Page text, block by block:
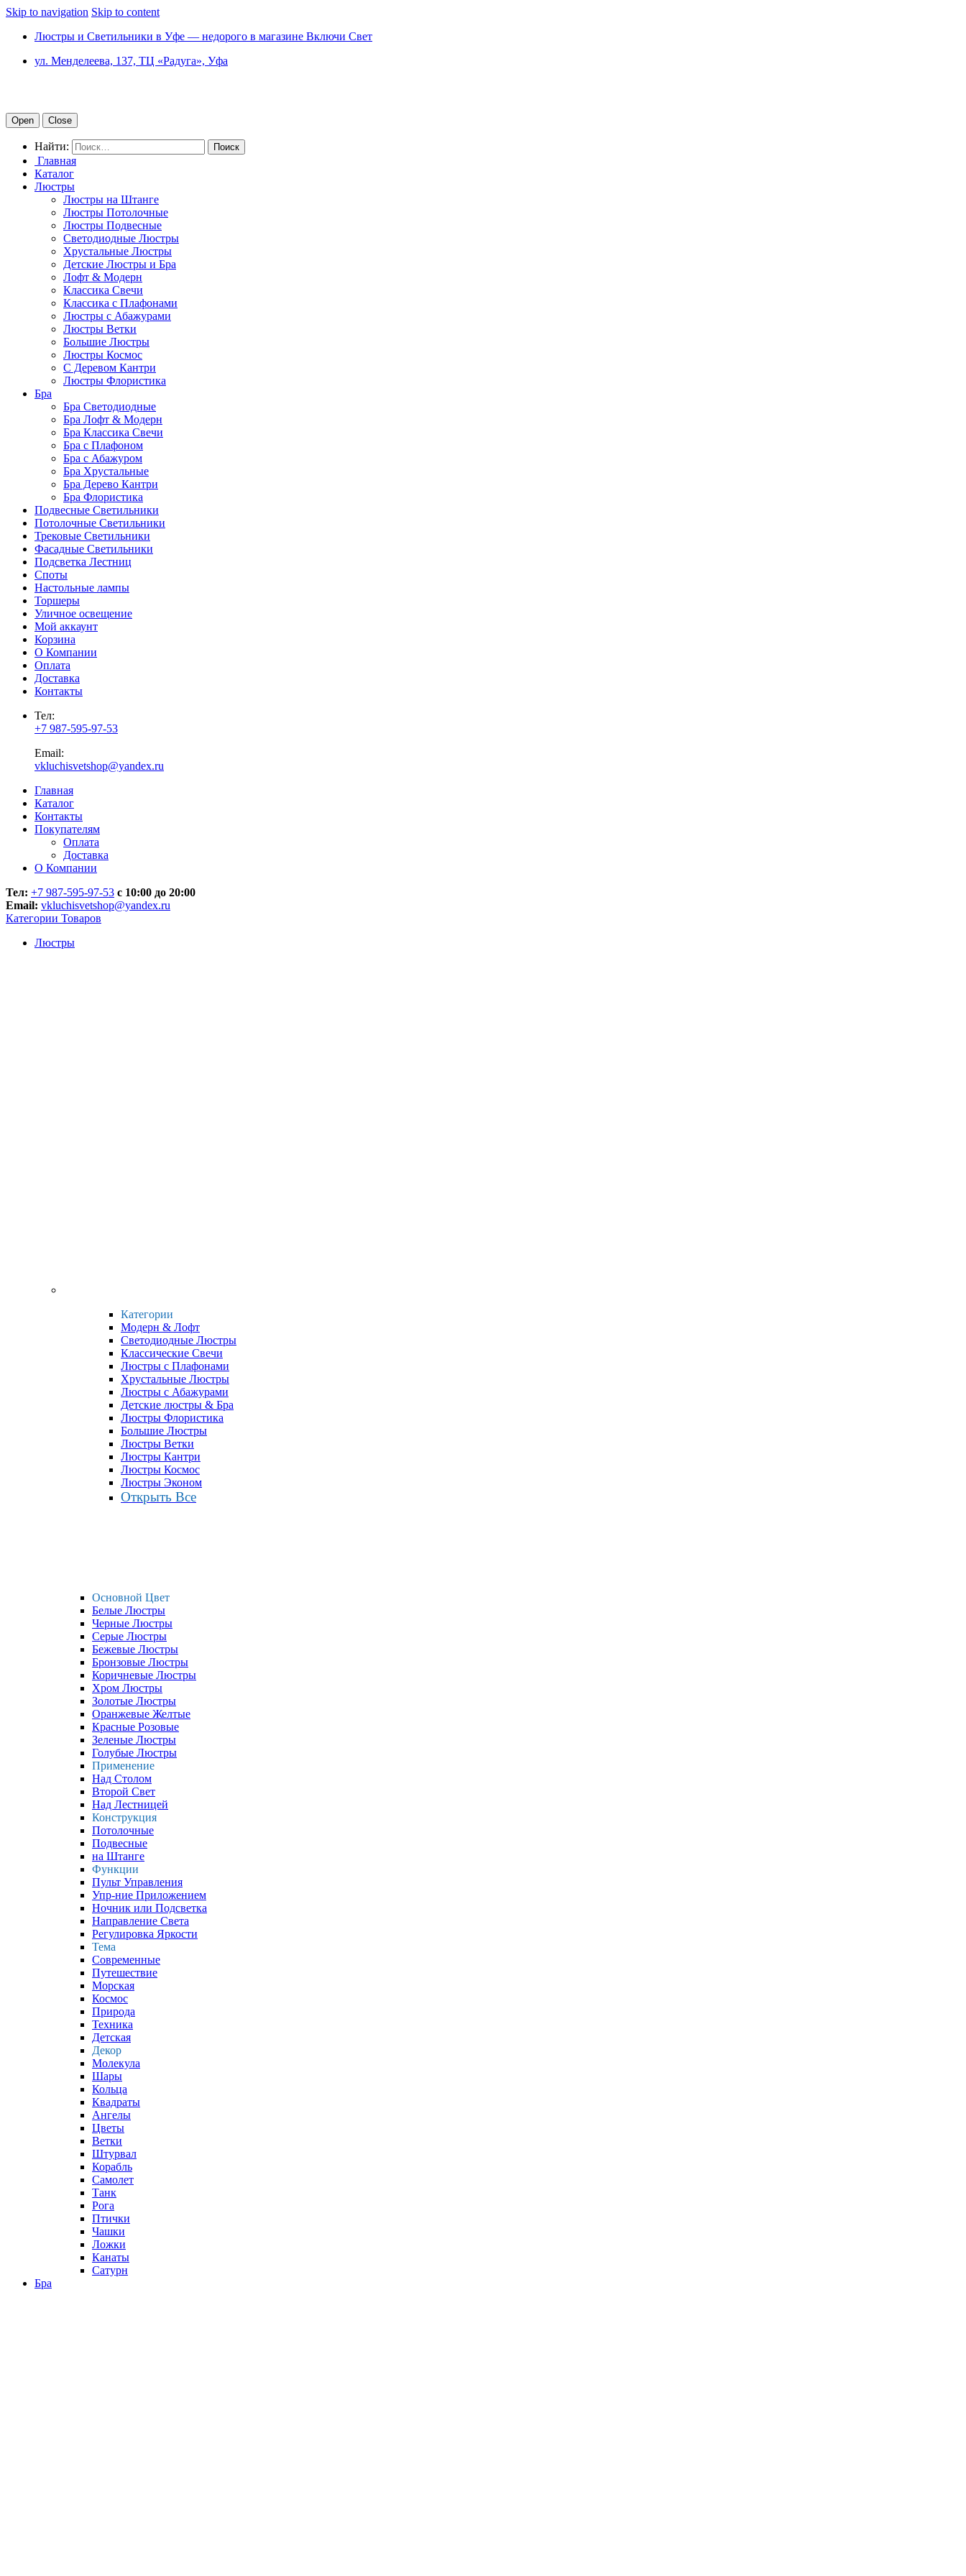
Skip to navigation Skip to content
Люстры и Светильники в Уфе — недорого в магазине Включи Свет
ул. Менделеева, 137, ТЦ «Радуга», Уфа
Open Close
Найти:
Главная
Каталог
Люстры
Люстры на Штанге
Люстры Потолочные
Люстры Подвесные
Светодиодные Люстры
Хрустальные Люстры
Детские Люстры и Бра
Лофт & Модерн
Классика Свечи
Классика с Плафонами
Люстры с Абажурами
Люстры Ветки
Большие Люстры
Люстры Космос
С Деревом Кантри
Люстры Флористика
Бра
Бра Светодиодные
Бра Лофт & Модерн
Бра Классика Свечи
Бра с Плафоном
Бра с Абажуром
Бра Хрустальные
Бра Дерево Кантри
Бра Флористика
Подвесные Светильники
Потолочные Светильники
Трековые Светильники
Фасадные Светильники
Подсветка Лестниц
Споты
Настольные лампы
Торшеры
Уличное освещение
Мой аккаунт
Корзина
О Компании
Оплата
Доставка
Контакты
Тел:
+7 987-595-97-53
Email:
vkluchisvetshop@yandex.ru
Главная
Каталог
Контакты
Покупателям
Оплата
Доставка
О Компании
Тел: +7 987-595-97-53 с 10:00 до 20:00
Email: vkluchisvetshop@yandex.ru
Категории Товаров
Люстры
Категории
Модерн & Лофт
Светодиодные Люстры
Классические Свечи
Люстры с Плафонами
Хрустальные Люстры
Люстры с Абажурами
Детские люстры & Бра
Люстры Флористика
Большие Люстры
Люстры Ветки
Люстры Кантри
Люстры Космос
Люстры Эконом
Открыть Все
Основной Цвет
Белые Люстры
Черные Люстры
Серые Люстры
Бежевые Люстры
Бронзовые Люстры
Коричневые Люстры
Хром Люстры
Золотые Люстры
Оранжевые Желтые
Красные Розовые
Зеленые Люстры
Голубые Люстры
Применение
Над Столом
Второй Свет
Над Лестницей
Конструкция
Потолочные
Подвесные
на Штанге
Функции
Пульт Управления
Упр-ние Приложением
Ночник или Подсветка
Направление Света
Регулировка Яркости
Тема
Современные
Путешествие
Морская
Космос
Природа
Техника
Детская
Декор
Молекула
Шары
Кольца
Квадраты
Ангелы
Цветы
Ветки
Штурвал
Корабль
Самолет
Танк
Рога
Птички
Чашки
Ложки
Канаты
Сатурн
Бра